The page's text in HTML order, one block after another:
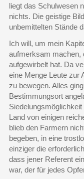
liegt das Schulwesen
nichts. Die geistige
unbemittelten Stände
Ich will, um mein
aufmerksam machen,
aufgewirbelt hat. Da
eine Menge Leute zur
zu bewegen. Alles
Bestimmungsort
Land von einigen
blieb den Farmern
begeben, in eine
einziger die
dass jener Referent
war, der für jedes